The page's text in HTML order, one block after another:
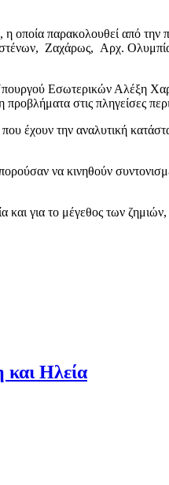
παρακολουθεί από την
Ζαχάρως, Αρχ.
Εσωτερικών Αλέξη
στις πληγείσες
έχουν την αναλυτική
να κινηθούν
για το μέγεθος των
και Ηλεία